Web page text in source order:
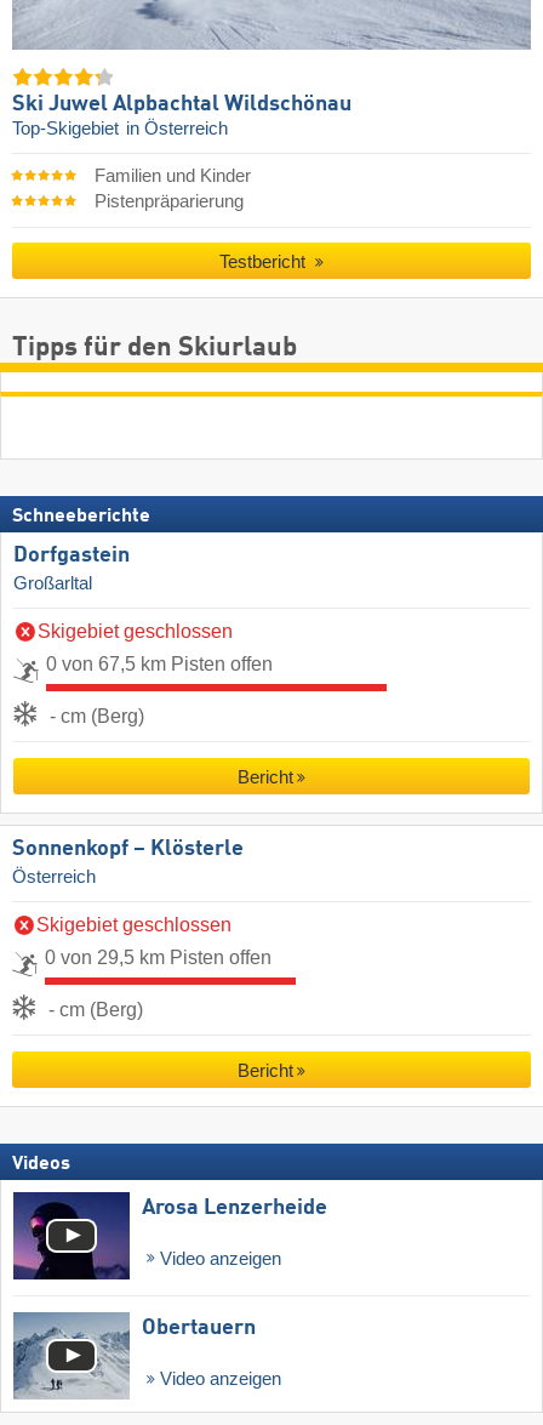
Ski Juwel Alpbachtal Wildschönau
Top-Skigebiet in Österreich
Familien und Kinder
Pistenpräparierung
Testbericht
Tipps für den Skiurlaub
Schneeberichte
Dorfgastein
Großarltal
Skigebiet geschlossen
0 von 67,5 km Pisten offen
- cm (Berg)
Bericht
Sonnenkopf – Klösterle
Österreich
Skigebiet geschlossen
0 von 29,5 km Pisten offen
- cm (Berg)
Bericht
Videos
Arosa Lenzerheide
Video anzeigen
Obertauern
Video anzeigen